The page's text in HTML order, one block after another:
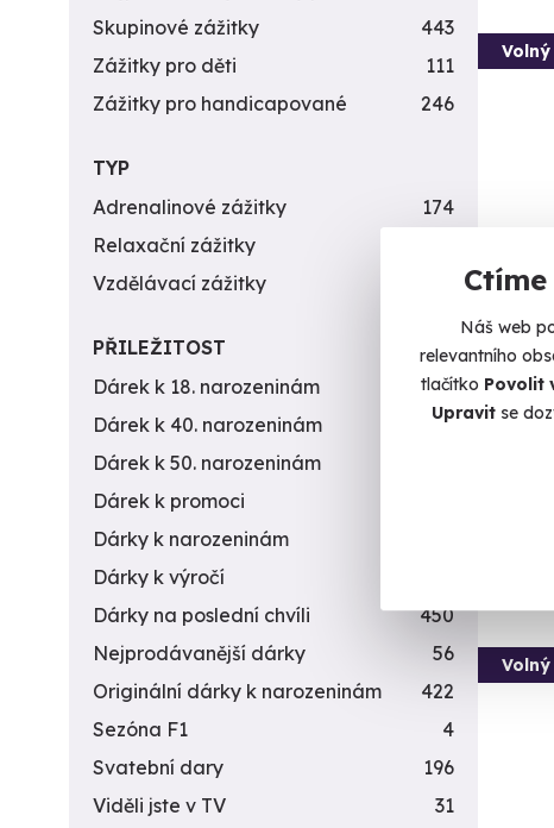
Náš web
relevantního
tlačítko Povolit
Upravitse
Vypálíte
(+
Skupinové zážitky
443
Zážitky pro děti
111
Zážitky pro handicapované
246
TYP
Adrenalinové zážitky
174
Relaxační zážitky
Vzdělávací zážitky
PŘILEŽITOST
Dárek k 18. narozeninám
256
Dárek k 40. narozeninám
453
Dárek k 50. narozeninám
Dárek k promoci
Dárky k narozeninám
Dárky k výročí
Dárky na poslední chvíli
450
Nejprodávanější dárky
56
Originální dárky k narozeninám
422
Sezóna F1
4
Svatební dary
196
Viděli jste v TV
31